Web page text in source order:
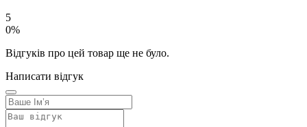
5
0%
Відгуків про цей товар ще не було.
Написати відгук